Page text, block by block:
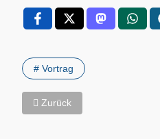
# Vortrag
Vorheriger Beitrag: 9.
Zurück